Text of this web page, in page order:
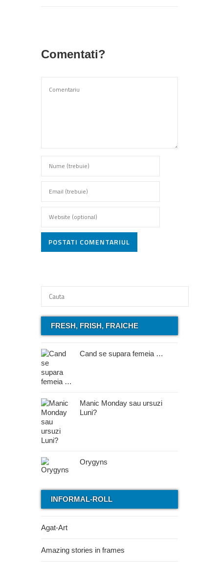
Comentati?
POSTATI COMENTARIUL
FRESH, FRISH, FRAICHE
Cand se supara femeia …
Manic Monday sau ursuzi
Luni?
Orygyns
INFORMAL-ROLL
Agat-Art
Amazing stories in frames